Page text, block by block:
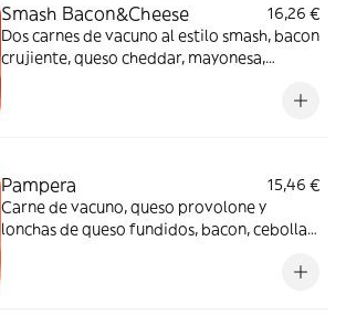
Smash Bacon&Cheese
16,26 €
Dos carnes de vacuno al estilo smash, bacon
crujiente, queso cheddar, mayonesa,
agridulces en pan brioche. Acompañada de
Pampera
15,46 €
Carne de vacuno, queso provolone y
lonchas de queso fundidos, bacon, cebolla
rúcula en pan de mollete. Acompañada de